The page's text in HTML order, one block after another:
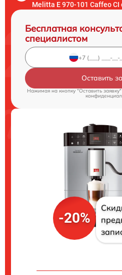
Melitta Е 970-101 Caffeo CI
Бесплатная
специалистом
Оставить
Нажимая на кнопку "Оставить
-20%